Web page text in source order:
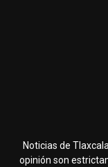
Noticias de
opinión son